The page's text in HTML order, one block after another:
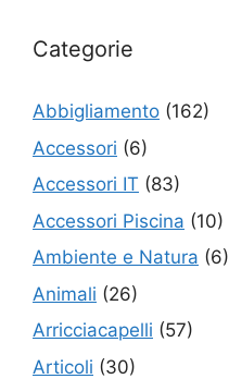
Categorie
Abbigliamento (162)
Accessori (6)
Accessori IT (83)
Accessori Piscina (10)
Ambiente e Natura (6)
Animali (26)
Arricciacapelli (57)
Articoli (30)